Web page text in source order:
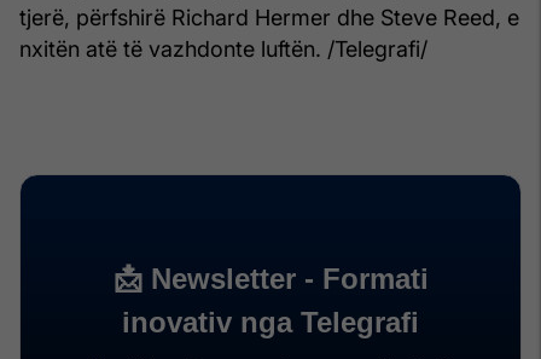
tjerë, përfshirë Richard Hermer dhe Steve Reed, e
nxitën atë të vazhdonte luftën. /Telegrafi/